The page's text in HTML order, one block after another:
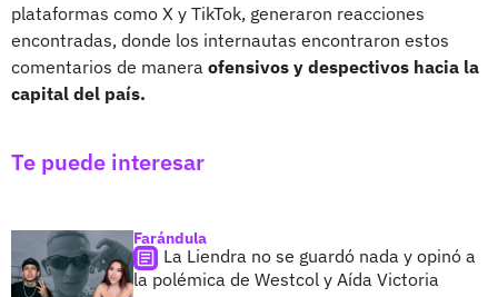
plataformas como X y TikTok, generaron reacciones
encontradas, donde los internautas encontraron estos
comentarios de manera ofensivos y despectivos hacia la
capital del país.
Te puede interesar
Farándula
La Liendra no se guardó nada y opinó a
la polémica de Westcol y Aída Victoria